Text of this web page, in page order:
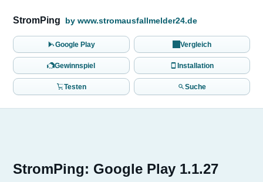
StromPing by www.stromausfallmelder24.de
Google Play Vergleich
Gewinnspiel Installation
Testen Suche
StromPing: Google Play 1.1.27